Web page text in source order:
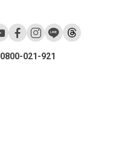
0800-021-921